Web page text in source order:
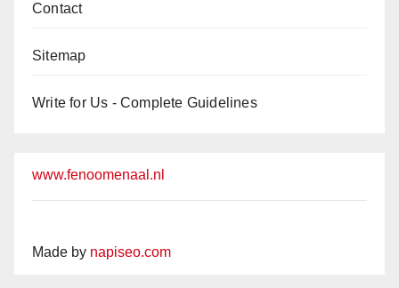
Contact
Sitemap
Write for Us - Complete Guidelines
www.fenoomenaal.nl
Made by napiseo.com